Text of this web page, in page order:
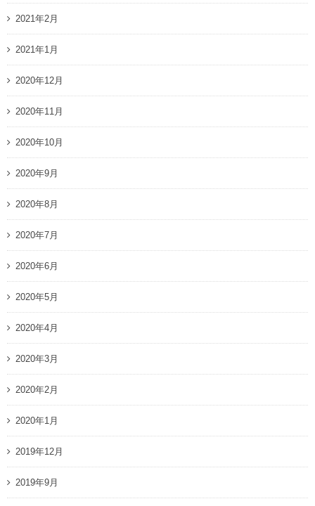
2021年2月
2021年1月
2020年12月
2020年11月
2020年10月
2020年9月
2020年8月
2020年7月
2020年6月
2020年5月
2020年4月
2020年3月
2020年2月
2020年1月
2019年12月
2019年9月